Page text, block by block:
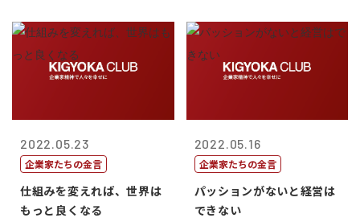
2022.05.23
企業家たちの金言
仕組みを変えれば、世界は
もっと良くなる
2022.05.16
企業家たちの金言
パッションがないと経営は
できない